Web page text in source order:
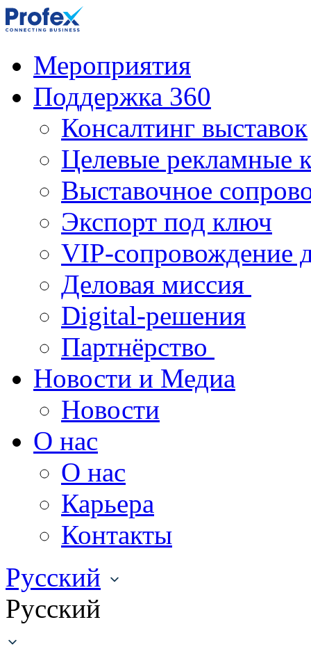
Мероприятия
Поддержка 360
Консалтинг выставок
Целевые рекламные
Выставочное
Экспорт под ключ
VIP-сопровождение
Деловая миссия
Digital-решения
Партнёрство
Новости и Медиа
Новости
О нас
О нас
Карьера
Контакты
Русский
Русский